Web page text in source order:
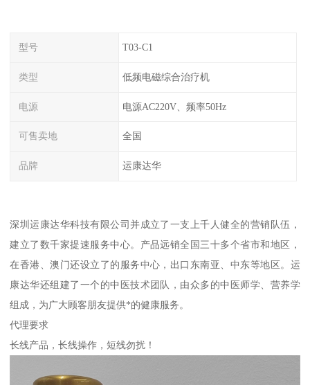
型号 T03-C1
类型 低频电磁综合治疗机
电源 电源AC220V、频率50Hz
可售卖地 全国
品牌 运康达华
深圳运康达华科技有限公司并成立了一支上千人健全的营销队伍，
建立了数千家提速服务中心。产品远销全国三十多个省市和地区，
在香港、澳门还设立了的服务中心，出口东南亚、中东等地区。运
康达华还组建了一个的中医技术团队，由众多的中医师学、营养学
组成，为广大顾客朋友提供*的健康服务。
代理要求
长线产品，长线操作，短线勿扰！